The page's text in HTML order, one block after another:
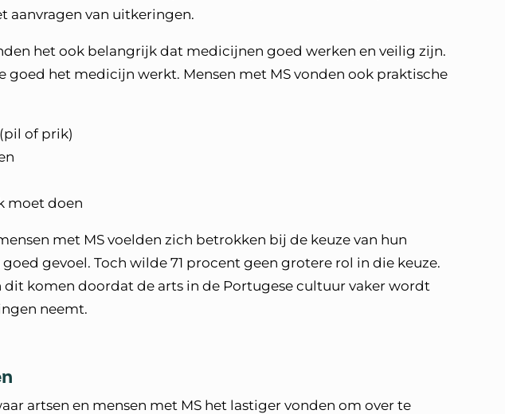
aanvragen van uitkeringen.
het ook belangrijk dat medicijnen goed werken en veilig zijn.
goed het medicijn werkt. Mensen met MS vonden ook praktische
of prik)
moet doen
met MS voelden zich betrokken bij de keuze van hun
gevoel. Toch wilde 71 procent geen grotere rol in die keuze.
dit komen doordat de arts in de Portugese cultuur vaker wordt
neemt.
artsen en mensen met MS het lastiger vonden om over te